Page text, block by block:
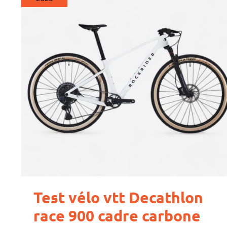
Test vélo vtt Decathlon
race 900 cadre carbone
carbone